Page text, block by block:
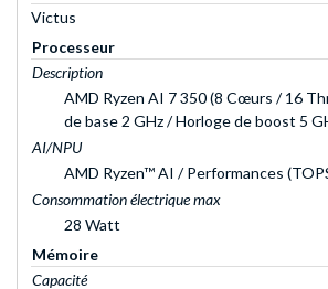
Victus
Processeur
Description
AMD Ryzen AI 7 350 (8 Cœurs / 16
de base 2 GHz / Horloge de boost 5
AI/NPU
AMD Ryzen™ AI / Performances
Consommation électrique max
28 Watt
Mémoire
Capacité